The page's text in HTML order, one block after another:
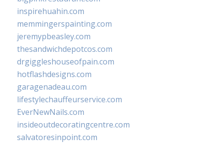
inspirehuahin.com
memmingerspainting.com
jeremypbeasley.com
thesandwichdepotcos.com
drgiggleshouseofpain.com
hotflashdesigns.com
garagenadeau.com
lifestylechauffeurservice.com
EverNewNails.com
insideoutdecoratingcentre.com
salvatoresinpoint.com